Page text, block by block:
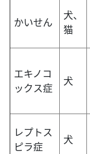
かいせん
犬、
猫
エキノコ
ックス症
犬
レプトス
ピラ症
犬